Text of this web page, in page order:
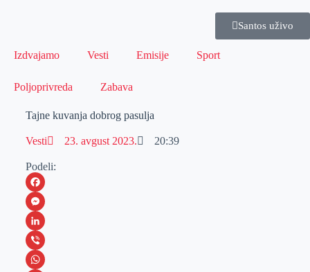
Santos uživo
Izdvajamo Vesti Emisije Sport
Poljoprivreda Zabava
Tajne kuvanja dobrog pasulja
Vesti 23. avgust 2023. 20:39
Podeli:
F
a
c
e
M
e
s
L
iV